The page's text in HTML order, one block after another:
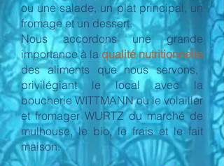
ou une salade, un plat principal, un
fromage et un dessert.
Nous accordons une grande
importance à la qualité nutritionnelle
des aliments que nous servons,
privilégiant le local avec la
boucherie WITTMANN ou le volailler
et fromager WURTZ du marché de
mulhouse, le bio, le frais et le fait
maison.